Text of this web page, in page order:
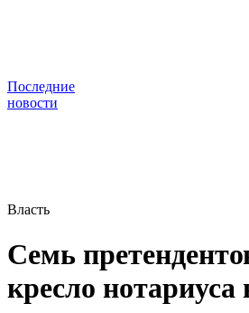
Последние
новости
Власть
Семь
кресло